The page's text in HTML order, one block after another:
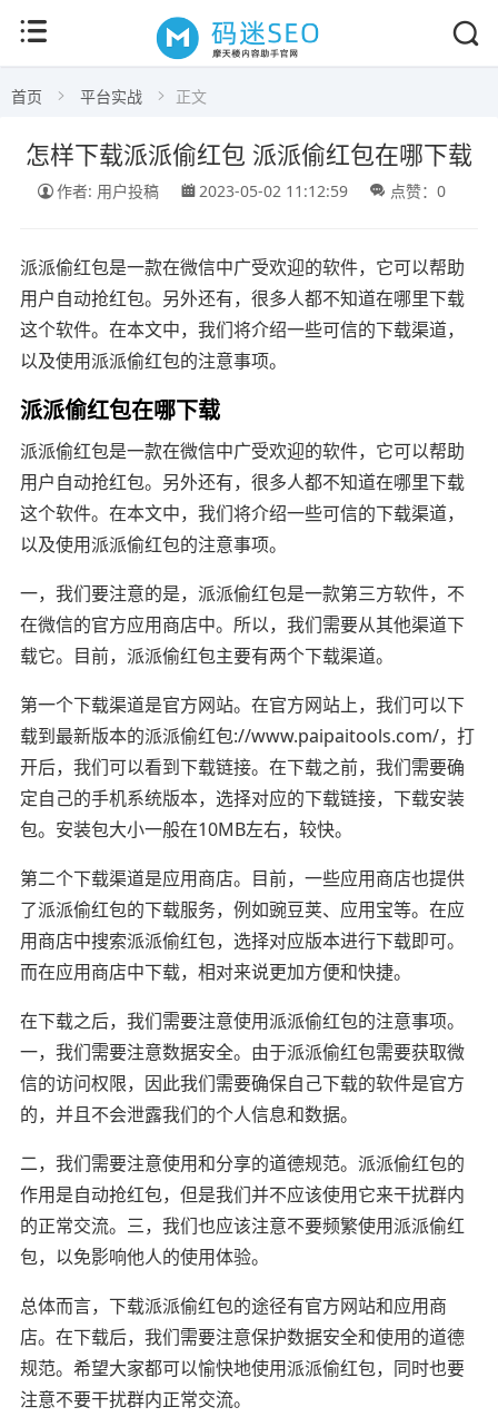
首页 平台实战 正文
怎样下载派派偷红包 派派偷红包在哪下载
作者: 用户投稿 2023-05-02 11:12:59 点赞：0
派派偷红包是一款在微信中广受欢迎的软件，它可以帮助
用户自动抢红包。另外还有，很多人都不知道在哪里下载
这个软件。在本文中，我们将介绍一些可信的下载渠道，
以及使用派派偷红包的注意事项。
派派偷红包在哪下载
派派偷红包是一款在微信中广受欢迎的软件，它可以帮助
用户自动抢红包。另外还有，很多人都不知道在哪里下载
这个软件。在本文中，我们将介绍一些可信的下载渠道，
以及使用派派偷红包的注意事项。
一，我们要注意的是，派派偷红包是一款第三方软件，不
在微信的官方应用商店中。所以，我们需要从其他渠道下
载它。目前，派派偷红包主要有两个下载渠道。
第一个下载渠道是官方网站。在官方网站上，我们可以下
载到最新版本的派派偷红包://www.paipaitools.com/，打
开后，我们可以看到下载链接。在下载之前，我们需要确
定自己的手机系统版本，选择对应的下载链接，下载安装
包。安装包大小一般在10MB左右，较快。
第二个下载渠道是应用商店。目前，一些应用商店也提供
了派派偷红包的下载服务，例如豌豆荚、应用宝等。在应
用商店中搜索派派偷红包，选择对应版本进行下载即可。
而在应用商店中下载，相对来说更加方便和快捷。
在下载之后，我们需要注意使用派派偷红包的注意事项。
一，我们需要注意数据安全。由于派派偷红包需要获取微
信的访问权限，因此我们需要确保自己下载的软件是官方
的，并且不会泄露我们的个人信息和数据。
二，我们需要注意使用和分享的道德规范。派派偷红包的
作用是自动抢红包，但是我们并不应该使用它来干扰群内
的正常交流。三，我们也应该注意不要频繁使用派派偷红
包，以免影响他人的使用体验。
总体而言，下载派派偷红包的途径有官方网站和应用商
店。在下载后，我们需要注意保护数据安全和使用的道德
规范。希望大家都可以愉快地使用派派偷红包，同时也要
注意不要干扰群内正常交流。